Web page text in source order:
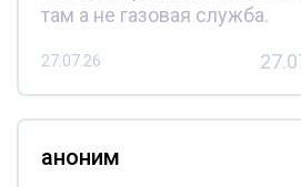
там а не газовая служба.
27.07.26
аноним